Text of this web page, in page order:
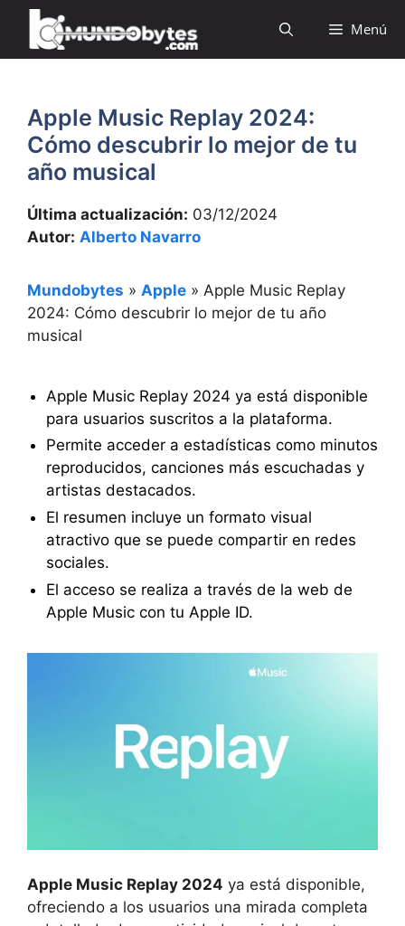
Saltar
contenido
Menú
Apple Music Replay 2024:
Cómo descubrir lo mejor de tu
año musical
Última actualización: 03/12/2024
Autor: Alberto Navarro
Mundobytes » Apple » Apple Music Replay
2024: Cómo descubrir lo mejor de tu año
musical
Apple Music Replay 2024 ya está disponible
para usuarios suscritos a la plataforma.
Permite acceder a estadísticas como minutos
reproducidos, canciones más escuchadas y
artistas destacados.
El resumen incluye un formato visual
atractivo que se puede compartir en redes
sociales.
El acceso se realiza a través de la web de
Apple Music con tu Apple ID.
Apple Music Replay 2024 ya está disponible,
ofreciendo a los usuarios una mirada completa